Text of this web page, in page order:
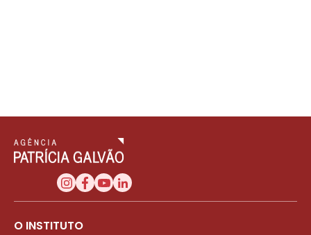
O INSTITUTO